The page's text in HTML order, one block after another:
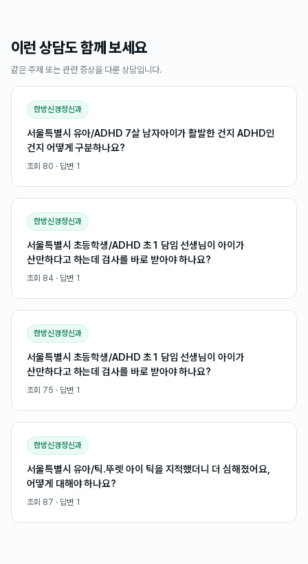
이런 상담도 함께 보세요
같은 주제 또는 관련 증상을 다룬 상담입니다.
한방신경정신과
서울특별시 유아/ADHD 7살 남자아이가 활발한 건지 ADHD인
건지 어떻게 구분하나요?
조회 80 · 답변 1
한방신경정신과
서울특별시 초등학생/ADHD 초1 담임 선생님이 아이가
산만하다고 하는데 검사를 바로 받아야 하나요?
조회 84 · 답변 1
한방신경정신과
서울특별시 초등학생/ADHD 초1 담임 선생님이 아이가
산만하다고 하는데 검사를 바로 받아야 하나요?
조회 75 · 답변 1
한방신경정신과
서울특별시 유아/틱.뚜렛 아이 틱을 지적했더니 더 심해졌어요,
어떻게 대해야 하나요?
조회 87 · 답변 1